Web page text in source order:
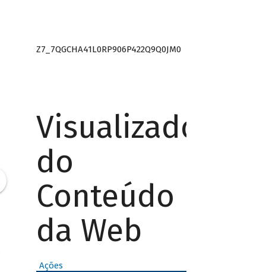
Z7_7QGCHA41L0RP906P422Q9Q0JM0
Visualizador
do
Conteúdo
da Web
Ações